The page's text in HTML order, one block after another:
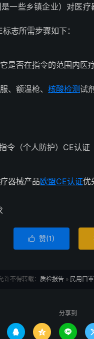
一些乡镇企业）对医
志所需步骤如下：
是否在指令的范围内医
、额温枪、 核酸检测试
令（个人防护）CE认证
器械产品欧盟CE认证优
 赞(1)
许不得转载： 质检报告 » 民用口
分享到
  